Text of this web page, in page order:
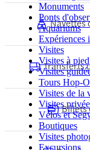
Monuments
Ponts
Aquariums
Expériences
Visites
Visites à pied
Visites
Tours Hop-
Visites de la
Visites
Vélos et
Boutiques
Visites
Excursions
Navettes
Transferts
Billets